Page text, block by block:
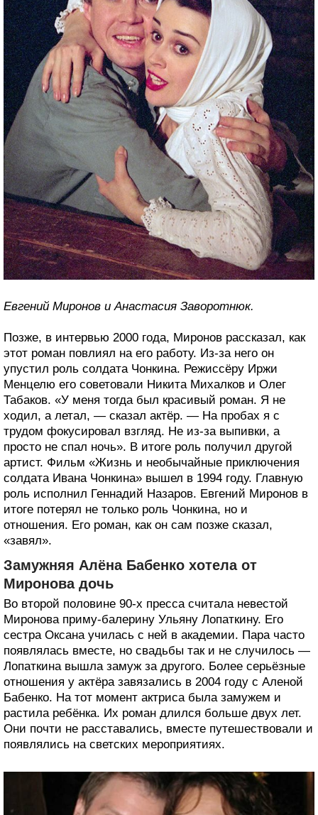
Евгений Миронов и Анастасия Заворотнюк.
Позже, в интервью 2000 года, Миронов рассказал, как
этот роман повлиял на его работу. Из-за него он
упустил роль солдата Чонкина. Режиссёру Иржи
Менцелю его советовали Никита Михалков и Олег
Табаков. «У меня тогда был красивый роман. Я не
ходил, а летал, — сказал актёр. — На пробах я с
трудом фокусировал взгляд. Не из-за выпивки, а
просто не спал ночь». В итоге роль получил другой
артист. Фильм «Жизнь и необычайные приключения
солдата Ивана Чонкина» вышел в 1994 году. Главную
роль исполнил Геннадий Назаров. Евгений Миронов в
итоге потерял не только роль Чонкина, но и
отношения. Его роман, как он сам позже сказал,
«завял».
Замужняя Алёна Бабенко хотела от
Миронова дочь
Во второй половине 90-х пресса считала невестой
Миронова приму-балерину Ульяну Лопаткину. Его
сестра Оксана училась с ней в академии. Пара часто
появлялась вместе, но свадьбы так и не случилось —
Лопаткина вышла замуж за другого. Более серьёзные
отношения у актёра завязались в 2004 году с Аленой
Бабенко. На тот момент актриса была замужем и
растила ребёнка. Их роман длился больше двух лет.
Они почти не расставались, вместе путешествовали и
появлялись на светских мероприятиях.